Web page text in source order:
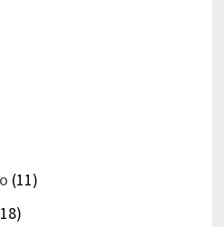
(11)